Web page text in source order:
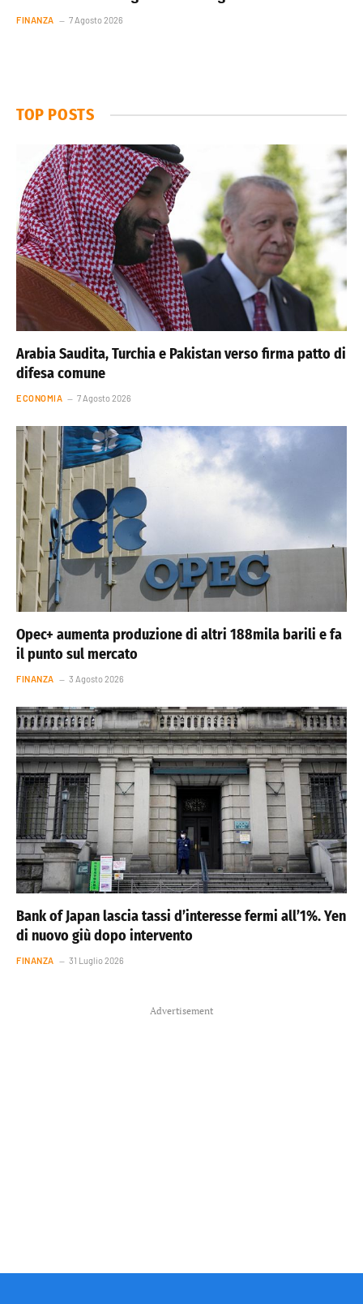
FINANZA 7 Agosto 2026
TOP POSTS
Arabia Saudita, Turchia e Pakistan verso firma patto di
difesa comune
ECONOMIA 7 Agosto 2026
Opec+ aumenta produzione di altri 188mila barili e fa
il punto sul mercato
FINANZA 3 Agosto 2026
Bank of Japan lascia tassi d’interesse fermi all’1%. Yen
di nuovo giù dopo intervento
FINANZA 31 Luglio 2026
Advertisement